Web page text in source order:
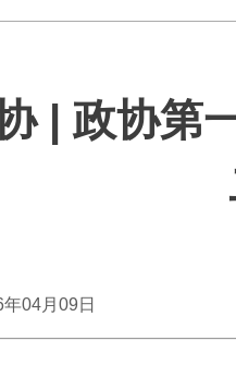
| 政协第
04月09日